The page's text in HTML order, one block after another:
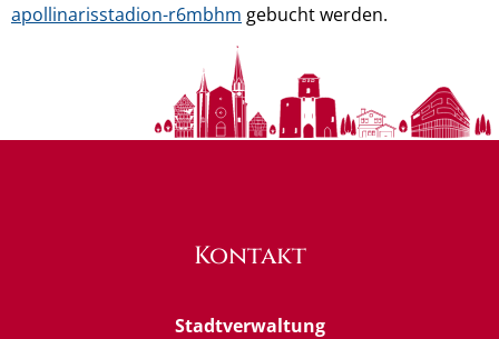
apollinarisstadion-r6mbhm gebucht werden.
Kontakt
Stadtverwaltung